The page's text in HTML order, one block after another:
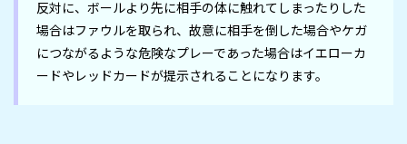
反対に、ボールより先に相手の体に触れてしまったりした
場合はファウルを取られ、故意に相手を倒した場合やケガ
につながるような危険なプレーであった場合はイエローカ
ードやレッドカードが提示されることになります。